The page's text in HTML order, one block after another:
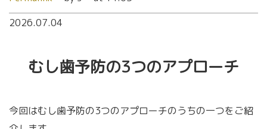
2026.07.04
むし歯予防の3つのアプローチ
今回はむし歯予防の3つのアプローチのうちの一つをご紹